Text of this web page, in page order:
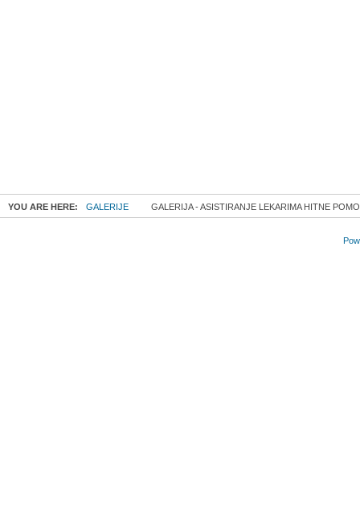
YOU ARE HERE: GALERIJE GALERIJA - ASISTIRANJE LEKARIMA HITNE